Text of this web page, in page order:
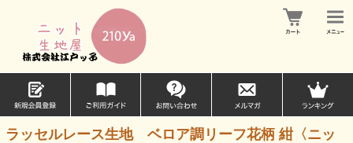
ラッセルレース生地 ベロア調リーフ花柄 紺〈ニッ